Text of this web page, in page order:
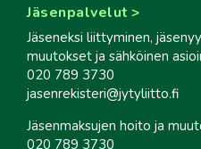
Jäsenpalvelut
Jäseneksi liittyminen,
muutokset ja sähköinen
020 789 3730
jasenrekisteri@jytyliitto.fi
Jäsenmaksujen hoito ja
020 789 3730